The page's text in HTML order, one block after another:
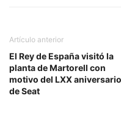
Artículo anterior
El Rey de España visitó la
planta de Martorell con
motivo del LXX aniversario
de Seat